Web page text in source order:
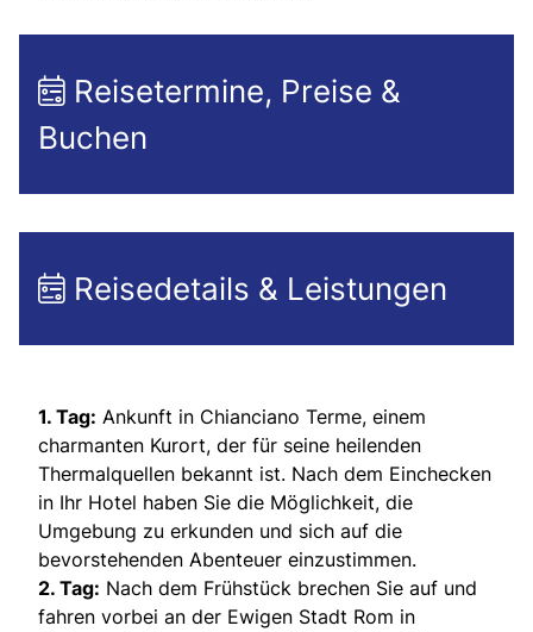
Reisetermine, Preise &
Buchen
Reisedetails & Leistungen
1. Tag: Ankunft in Chianciano Terme, einem
charmanten Kurort, der für seine heilenden
Thermalquellen bekannt ist. Nach dem Einchecken
in Ihr Hotel haben Sie die Möglichkeit, die
Umgebung zu erkunden und sich auf die
bevorstehenden Abenteuer einzustimmen.
2. Tag: Nach dem Frühstück brechen Sie auf und
fahren vorbei an der Ewigen Stadt Rom in